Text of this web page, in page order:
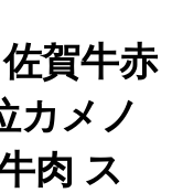
賀牛赤
カメノ
肉 ス